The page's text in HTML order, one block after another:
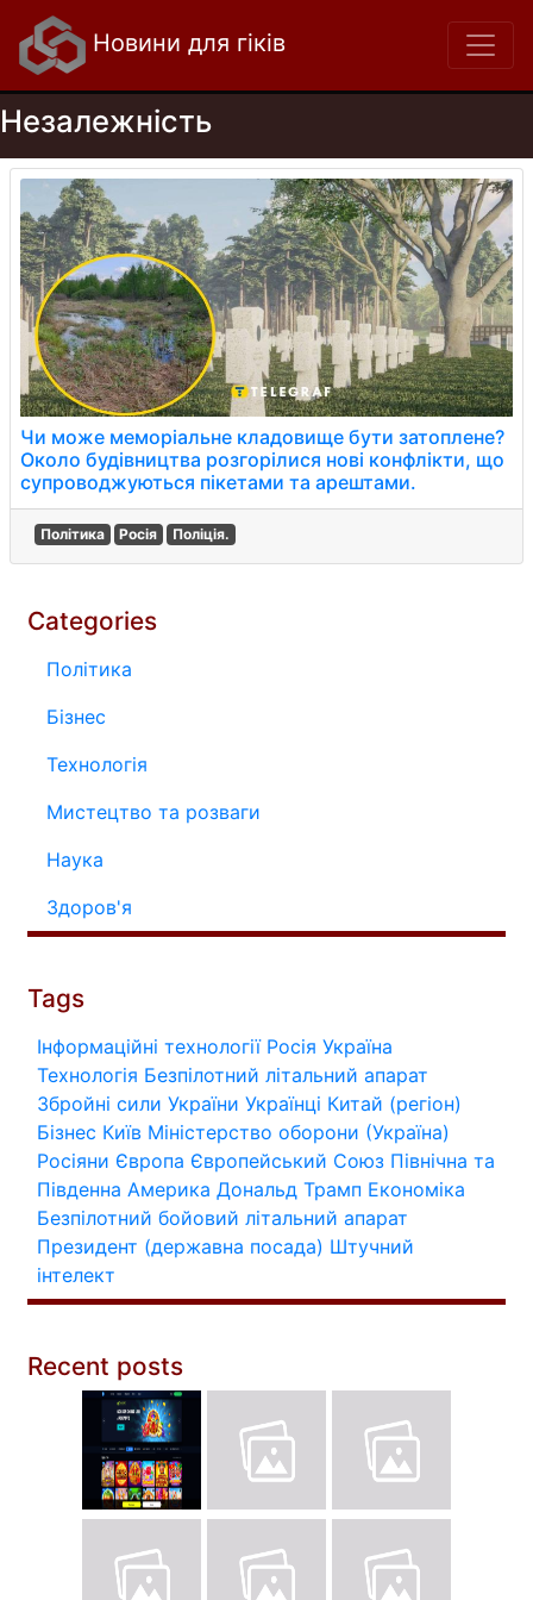
Новини для гіків
Незалежність
Чи може меморіальне кладовище бути затоплене?
Около будівництва розгорілися нові конфлікти, що
супроводжуються пікетами та арештами.
Політика Росія Поліція.
Categories
Політика
Бізнес
Технологія
Мистецтво та розваги
Наука
Здоров'я
Tags
Інформаційні технології Росія Україна
Технологія Безпілотний літальний апарат
Збройні сили України Українці Китай (регіон)
Бізнес Київ Міністерство оборони (Україна)
Росіяни Європа Європейський Союз Північна та
Південна Америка Дональд Трамп Економіка
Безпілотний бойовий літальний апарат
Президент (державна посада) Штучний
інтелект
Recent posts